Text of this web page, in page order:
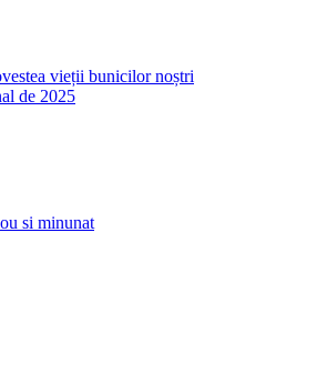
vieții bunicilor noștri
de 2025
si minunat